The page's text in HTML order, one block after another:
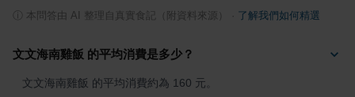
本問答由 AI 整理自真實食記（附資料來源） 了解我們如何精選
文文海南雞飯 的平均消費是多少？
文文海南雞飯 的平均消費約為 160 元。